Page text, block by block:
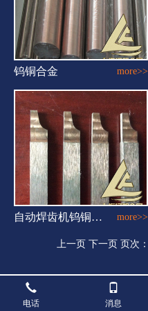
钨铜合金 more>>
自动焊齿机钨铜托条 more>>
上一页 下一页 页次：
电话 消息